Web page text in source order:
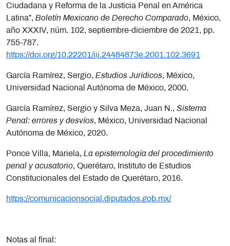
Ciudadana y Reforma de la Justicia Penal en América
Latina”, Boletín Mexicano de Derecho Comparado, México,
año XXXIV, núm. 102, septiembre-diciembre de 2021, pp.
755-787.
https://doi.org/10.22201/iij.24484873e.2001.102.3691
García Ramírez, Sergio, Estudios Jurídicos, México,
Universidad Nacional Autónoma de México, 2000.
García Ramírez, Sergio y Silva Meza, Juan N., Sistema
Penal: errores y desvíos, México, Universidad Nacional
Autónoma de México, 2020.
Ponce Villa, Mariela, La epistemología del procedimiento
penal y acusatorio, Querétaro, Instituto de Estudios
Constitucionales del Estado de Querétaro, 2016.
https://comunicacionsocial.diputados.gob.mx/
Notas al final: